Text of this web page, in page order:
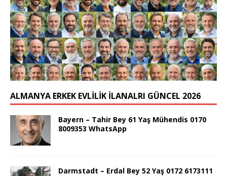
ALMANYA ERKEK EVLİLİK İLANALRI GÜNCEL 2026
Bayern – Tahir Bey 61 Yaş Mühendis 0170
8009353 WhatsApp
Darmstadt – Erdal Bey 52 Yaş 0172 6173111